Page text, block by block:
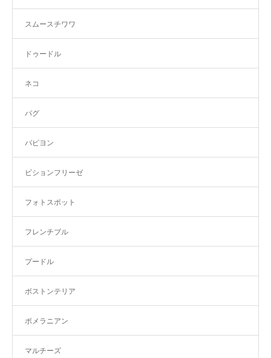
スムースチワワ
ドゥードル
ネコ
パグ
パピヨン
ビションフリーゼ
フォトスポット
フレンチブル
プードル
ボストンテリア
ポメラニアン
マルチーズ